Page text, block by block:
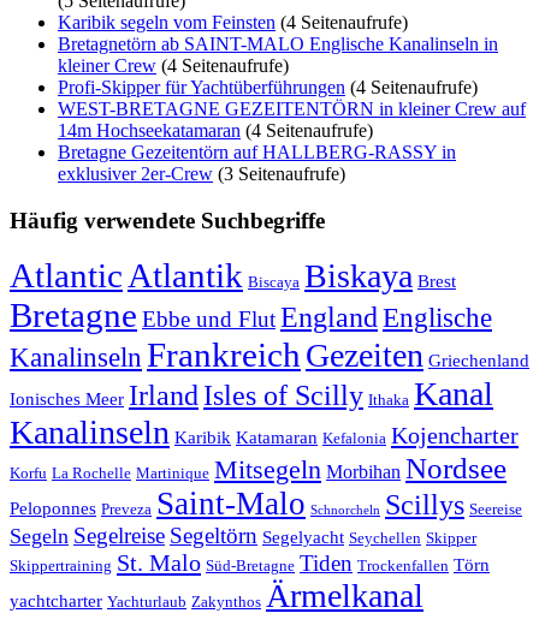
Karibik segeln vom Feinsten (4 Seitenaufrufe)
Bretagnetörn ab SAINT-MALO Englische Kanalinseln in
kleiner Crew (4 Seitenaufrufe)
Profi-Skipper für Yachtüberführungen (4 Seitenaufrufe)
WEST-BRETAGNE GEZEITENTÖRN in kleiner Crew auf
14m Hochseekatamaran (4 Seitenaufrufe)
Bretagne Gezeitentörn auf HALLBERG-RASSY in
exklusiver 2er-Crew (3 Seitenaufrufe)
Häufig verwendete Suchbegriffe
AtlanticAtlantik Biscaya Biskaya Brest
Bretagne Ebbe und Flut EnglandEnglische
KanalinselnFrankreichGezeiten Griechenland
Ionisches Meer IrlandIsles of Scilly Ithaka Kanal
Kanalinseln Karibik Katamaran Kefalonia Kojencharter
Korfu La Rochelle Martinique Mitsegeln Morbihan Nordsee
Peloponnes Preveza Saint-Malo Schnorcheln Scillys Seereise
Segeln Segelreise Segeltörn Segelyacht Seychellen Skipper
Skippertraining St. Malo Süd-Bretagne Tiden Trockenfallen Törn
yachtcharter Yachturlaub Zakynthos Ärmelkanal